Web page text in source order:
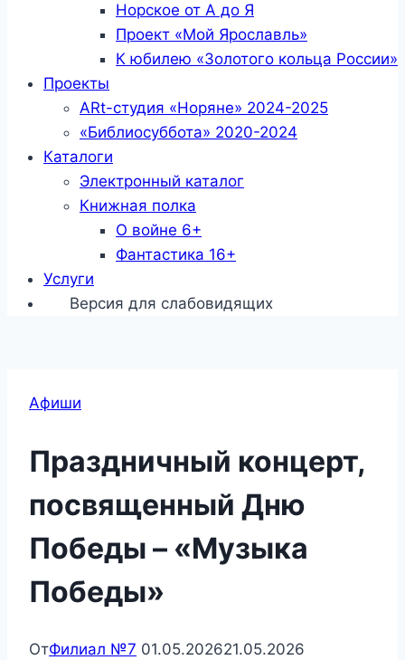
Норское от А до Я
Проект «Мой Ярославль»
К юбилею «Золотого кольца России»
Проекты
ARt-студия «Норяне» 2024-2025
«Библиосуббота» 2020-2024
Каталоги
Электронный каталог
Книжная полка
О войне 6+
Фантастика 16+
Услуги
Версия для слабовидящих
Афиши
Праздничный концерт,
посвященный Дню
Победы – «Музыка
Победы»
ОтФилиал №7 01.05.202621.05.2026